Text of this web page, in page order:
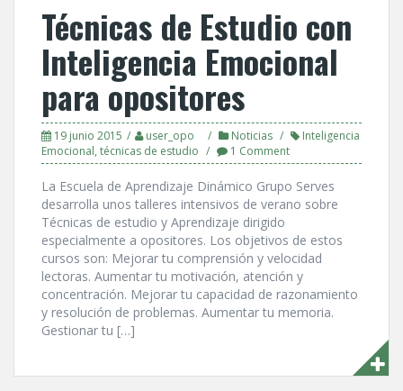
Técnicas de Estudio con
Inteligencia Emocional
para opositores
19 junio 2015 user_opo Noticias
Inteligencia
Emocional, técnicas de estudio 1 Comment
La Escuela de Aprendizaje Dinámico Grupo Serves
desarrolla unos talleres intensivos de verano sobre
Técnicas de estudio y Aprendizaje dirigido
especialmente a opositores. Los objetivos de estos
cursos son: Mejorar tu comprensión y velocidad
lectoras. Aumentar tu motivación, atención y
concentración. Mejorar tu capacidad de razonamiento
y resolución de problemas. Aumentar tu memoria.
Gestionar tu […]